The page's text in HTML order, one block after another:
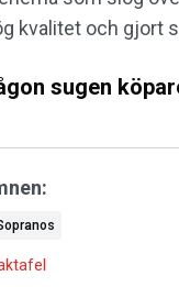
kvalitet och gjort
sugen